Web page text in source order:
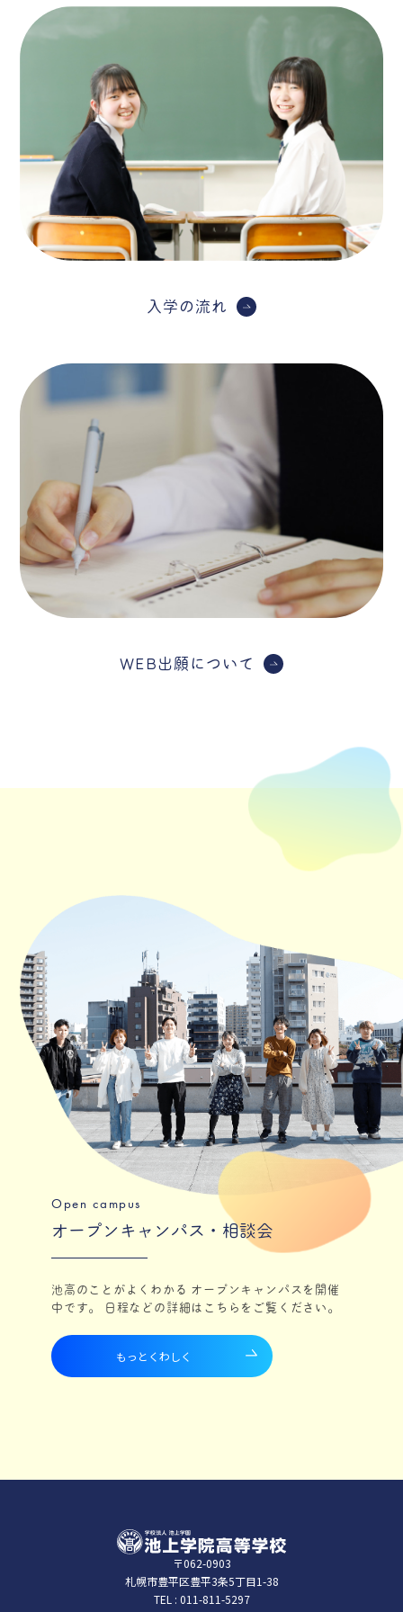
入学の流れ
WEB出願について
Open campus
オープンキャンパス・相談会
池高のことがよくわかる オープンキャンパスを開催
中です。 日程などの詳細はこちらをご覧ください。
もっとくわしく
〒062-0903
札幌市豊平区豊平3条5丁⽬1-38
TEL : 011-811-5297